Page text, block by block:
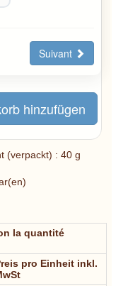
Suivant
: 40 g
la quantité
pro Einheit inkl.